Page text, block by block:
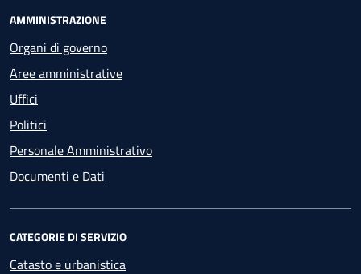
AMMINISTRAZIONE
Organi di governo
Aree amministrative
Uffici
Politici
Personale Amministrativo
Documenti e Dati
CATEGORIE DI SERVIZIO
Catasto e urbanistica